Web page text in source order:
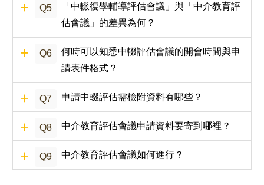
Q5
「中輟復學輔導評估會議」與「中介教育評
估會議」的差異為何？
Q6
何時可以知悉中輟評估會議的開會時間與申
請表件格式？
Q7 申請中輟評估需檢附資料有哪些？
Q8 中介教育評估會議申請資料要寄到哪裡？
Q9 中介教育評估會議如何進行？